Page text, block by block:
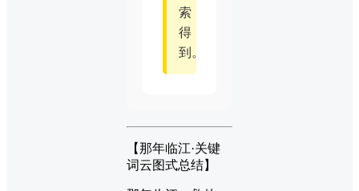
索
得
到。
【那年临江·关键
词云图式总结】